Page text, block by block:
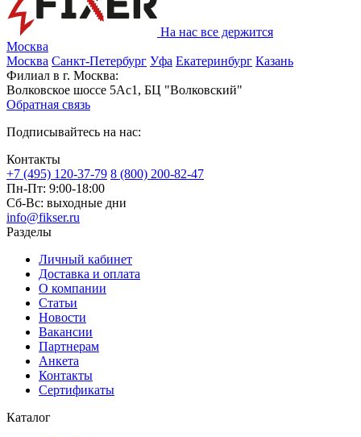
На нас все держится
Москва
Москва Санкт-Петербург Уфа Екатеринбург Казань
Филиал в г. Москва:
Волковское шоссе 5Ас1, БЦ "Волковский"
Обратная связь
Подписывайтесь на нас:
Контакты
+7 (495) 120-37-79 8 (800) 200-82-47
Пн-Пт: 9:00-18:00
Сб-Вс: выходные дни
info@fikser.ru
Разделы
Личный кабинет
Доставка и оплата
О компании
Статьи
Новости
Вакансии
Партнерам
Анкета
Контакты
Сертификаты
Каталог